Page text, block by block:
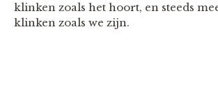
klinken zoals het hoort, en steeds
klinken zoals we zijn.